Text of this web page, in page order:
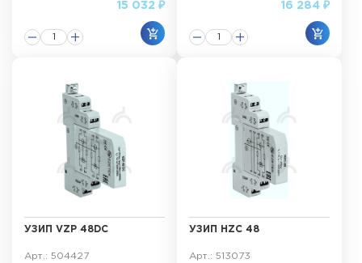
15 032 ₽ 16 284 ₽
УЗИП VZP 48DC
Арт.: 504427
УЗИП HZC 48
Арт.: 513073